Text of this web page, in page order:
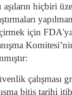
aşıların hiçbiri
için
çalışması
bitiş tarihi